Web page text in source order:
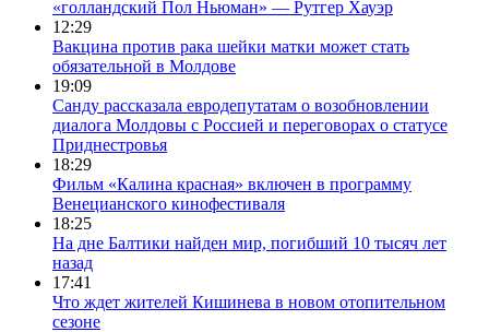
«голландский Пол Ньюман» — Рутгер Хауэр
12:29
Вакцина против рака шейки матки может стать
обязательной в Молдове
19:09
Санду рассказала евродепутатам о возобновлении
диалога Молдовы с Россией и переговорах о статусе
Приднестровья
18:29
Фильм «Калина красная» включен в программу
Венецианского кинофестиваля
18:25
На дне Балтики найден мир, погибший 10 тысяч лет
назад
17:41
Что ждет жителей Кишинева в новом отопительном
сезоне